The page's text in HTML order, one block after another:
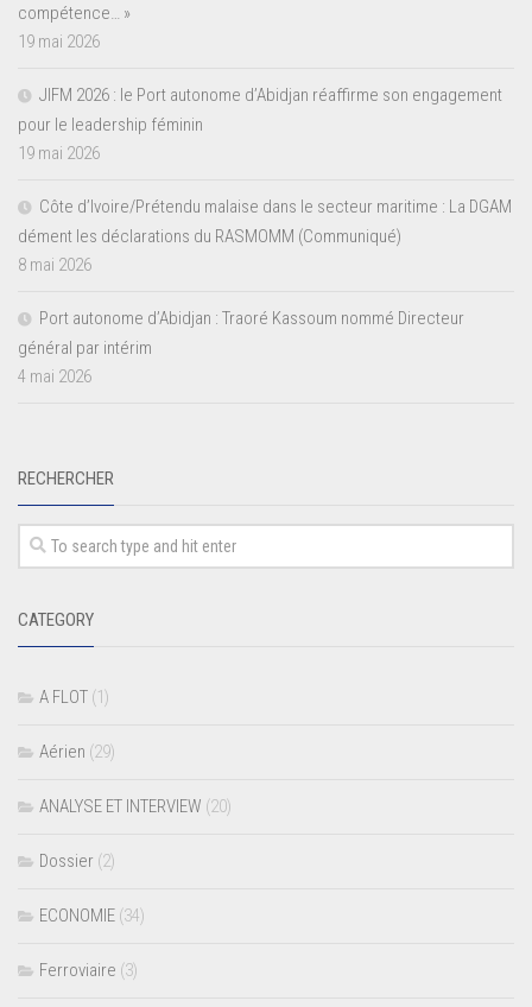
compétence… »
19 mai 2026
JIFM 2026 : le Port autonome d’Abidjan réaffirme son engagement
pour le leadership féminin
19 mai 2026
Côte d’Ivoire/Prétendu malaise dans le secteur maritime : La DGAM
dément les déclarations du RASMOMM (Communiqué)
8 mai 2026
Port autonome d’Abidjan : Traoré Kassoum nommé Directeur
général par intérim
4 mai 2026
RECHERCHER
CATEGORY
A FLOT (1)
Aérien (29)
ANALYSE ET INTERVIEW (20)
Dossier (2)
ECONOMIE (34)
Ferroviaire (3)